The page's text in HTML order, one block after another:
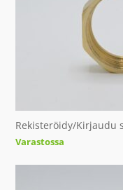
Rekisteröidy/Kirjaudu
Varastossa